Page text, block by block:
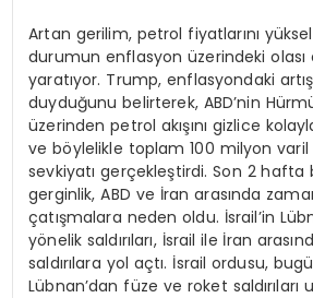
Artan gerilim, petrol fiyatlarını
durumun enflasyon üzerindeki olası
yaratıyor. Trump, enflasyondaki
duyduğunu belirterek, ABD’nin
üzerinden petrol akışını gizlice
ve böylelikle toplam 100 milyon
sevkiyatı gerçekleştirdi. Son 2
gerginlik, ABD ve İran arasında
çatışmalara neden oldu. İsrail’in
yönelik saldırıları, İsrail ile İran
saldırılara yol açtı. İsrail ordusu,
Lübnan’dan füze ve roket saldırıları